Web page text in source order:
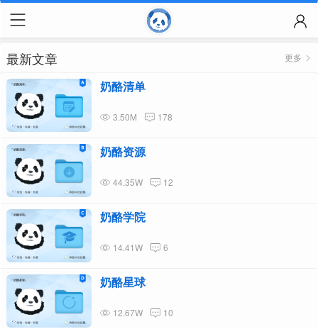
最新文章 更多
奶酪清单
3.50M 178
奶酪资源
44.35W 12
奶酪学院
14.41W 6
奶酪星球
12.67W 10